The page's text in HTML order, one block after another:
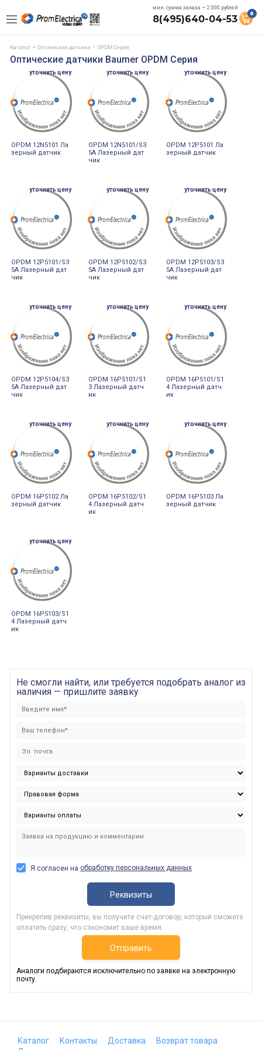
мин. сумма заказа — 2.000 рублей
8(495)640-04-53 0
Каталог Оптические датчики OPDM Серия
Оптические датчики Baumer OPDM Серия
уточнить цену
OPDM 12N5101 Ла
зерный датчик
уточнить цену
OPDM 12N5101/S3
5A Лазерный дат
чик
уточнить цену
OPDM 12P5101 Ла
зерный датчик
уточнить цену
OPDM 12P5101/S3
5A Лазерный дат
чик
уточнить цену
OPDM 12P5102/S3
5A Лазерный дат
чик
уточнить цену
OPDM 12P5103/S3
5A Лазерный дат
чик
уточнить цену
OPDM 12P5104/S3
5A Лазерный дат
чик
уточнить цену
OPDM 16P5101/S1
3 Лазерный датч
ик
уточнить цену
OPDM 16P5101/S1
4 Лазерный датч
ик
уточнить цену
OPDM 16P5102 Ла
зерный датчик
уточнить цену
OPDM 16P5102/S1
4 Лазерный датч
ик
уточнить цену
OPDM 16P5103 Ла
зерный датчик
уточнить цену
OPDM 16P5103/S1
4 Лазерный датч
ик
Не смогли найти, или требуется подобрать аналог из
наличия — пришлите заявку
Я согласен на обработку персональных данных
Реквизиты
Прикрепив реквизиты, вы получите счет-договор, который сможете
оплатить сразу, что сэкономит ваше время.
Отправить
Аналоги подбираются исключительно по заявке на электронную
почту.
Каталог Контакты Доставка
Возврат товара